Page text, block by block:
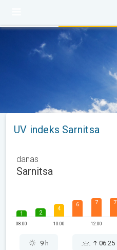
UV indeks Sarnitsa
danas
Sarnitsa
1
08:00
2
4
10:00
6 7
12:00
7
9 h 06:25